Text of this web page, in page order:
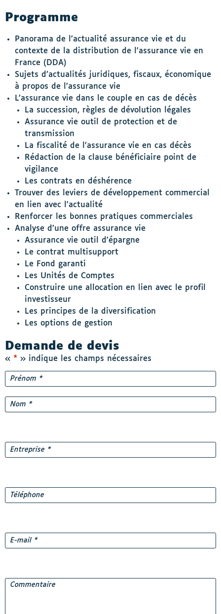
Programme
Panorama de l’actualité assurance vie et du
contexte de la distribution de l’assurance vie en
France (DDA)
Sujets d’actualités juridiques, fiscaux, économique
à propos de l’assurance vie
L’assurance vie dans le couple en cas de décès
La succession, règles de dévolution légales
Assurance vie outil de protection et de
transmission
La fiscalité de l’assurance vie en cas décès
Rédaction de la clause bénéficiaire point de
vigilance
Les contrats en déshérence
Trouver des leviers de développement commercial
en lien avec l’actualité
Renforcer les bonnes pratiques commerciales
Analyse d’une offre assurance vie
Assurance vie outil d’épargne
Le contrat multisupport
Le Fond garanti
Les Unités de Comptes
Construire une allocation en lien avec le profil
investisseur
Les principes de la diversification
Les options de gestion
Demande de devis
« * » indique les champs nécessaires
Nom*
Prénom
Entreprise *
Téléphone
E-
mail*
Commentaire